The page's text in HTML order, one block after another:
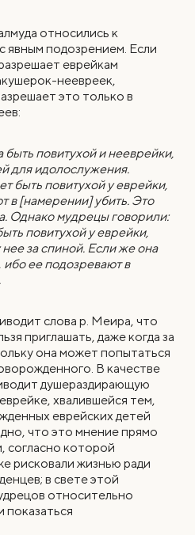
относились к
явным подозрением. Если
еврейкам
неевреек,
это только в
повитухой и нееврейки,
для идолослужения.
быть повитухой у еврейки,
в [намерении] убить. Это
Однако мудрецы говорили:
повитухой у еврейки,
нее за спиной. Если же она
ее подозревают в
слова р. Меира, что
приглашать, даже когда за
она может попытаться
В качестве
душераздирающую
хвалившейся тем,
еврейских детей
что это мнение прямо
согласно которой
рисковали жизнью ради
в свете этой
относительно
показаться